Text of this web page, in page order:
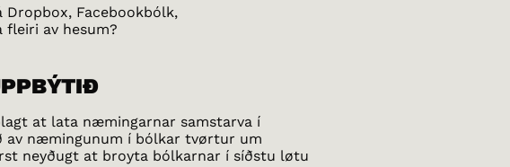
Dropbox, Facebookbólk,
av hesum?
at lata næmingarnar samstarva í
næmingunum í bólkar tvørtur um
neyðugt at broyta bólkarnar í síðstu løtu